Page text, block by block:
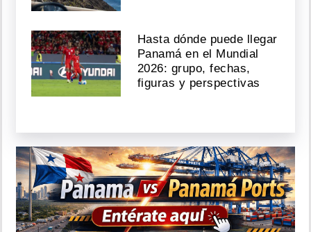
Hasta dónde puede llegar
Panamá en el Mundial
2026: grupo, fechas,
figuras y perspectivas